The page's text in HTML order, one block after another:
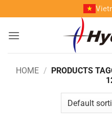
to
content
HOME / PRODUCTS